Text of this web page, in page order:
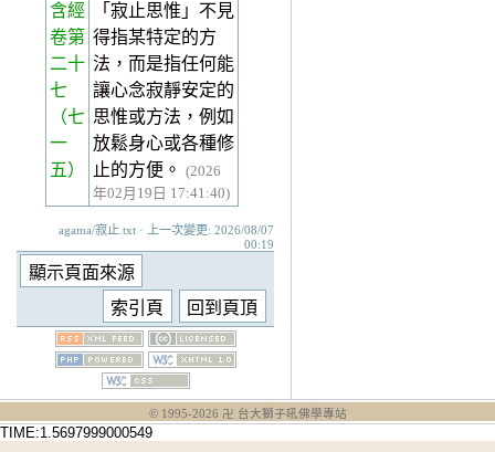
含經
卷第
二十
七
（七
一
五）
「寂止思惟」不見
得指某特定的方
法，而是指任何能
讓心念寂靜安定的
思惟或方法，例如
放鬆身心或各種修
止的方便。
(2026
年02月19日 17:41:40)
agama/寂止.txt · 上一次變更: 2026/08/07
00:19
© 1995-2026 卍 台大獅子吼佛學專站
TIME:1.5697999000549